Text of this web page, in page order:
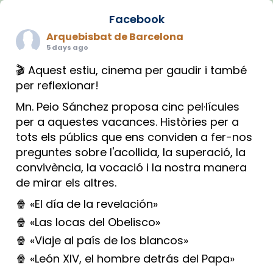
Facebook
Arquebisbat de Barcelona
5 days ago
🎬 Aquest estiu, cinema per gaudir i també
per reflexionar!
Mn. Peio Sánchez proposa cinc pel·lícules
per a aquestes vacances. Històries per a
tots els públics que ens conviden a fer-nos
preguntes sobre l'acollida, la superació, la
convivència, la vocació i la nostra manera
de mirar els altres.
🍿 «El día de la revelación»
🍿 «Las locas del Obelisco»
🍿 «Viaje al país de los blancos»
🍿 «León XIV, el hombre detrás del Papa»